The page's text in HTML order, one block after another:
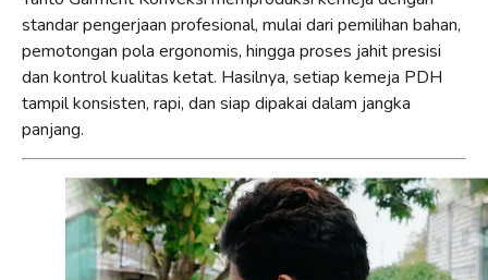
standar pengerjaan profesional, mulai dari pemilihan bahan,
pemotongan pola ergonomis, hingga proses jahit presisi
dan kontrol kualitas ketat. Hasilnya, setiap kemeja PDH
tampil konsisten, rapi, dan siap dipakai dalam jangka
panjang.